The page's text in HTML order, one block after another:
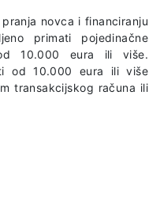
novca i financiranju
primati pojedinačne
10.000 eura ili više.
od 10.000 eura ili više
transakcijskog računa ili